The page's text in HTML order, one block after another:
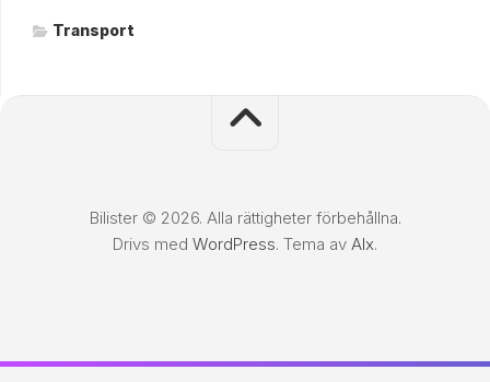
Transport
Bilister © 2026. Alla rättigheter förbehållna.
Drivs med WordPress. Tema av Alx.